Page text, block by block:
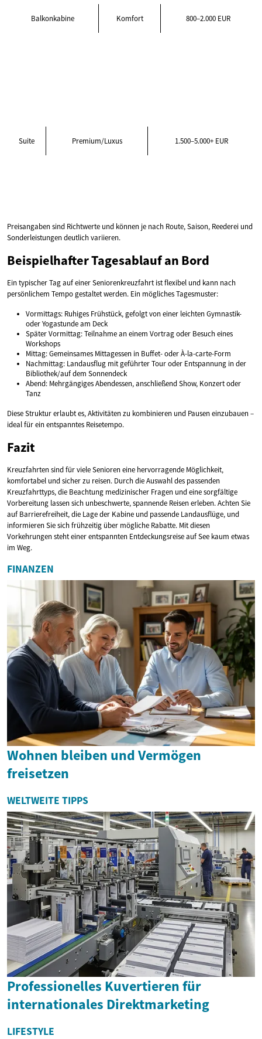
Balkonkabine Komfort 800–2.000 EUR
Suite Premium/Luxus 1.500–5.000+ EUR
Preisangaben sind Richtwerte und können je nach Route, Saison, Reederei und
Sonderleistungen deutlich variieren.
Beispielhafter Tagesablauf an Bord
Ein typischer Tag auf einer Seniorenkreuzfahrt ist flexibel und kann nach
persönlichem Tempo gestaltet werden. Ein mögliches Tagesmuster:
Vormittags: Ruhiges Frühstück, gefolgt von einer leichten Gymnastik-
oder Yogastunde am Deck
Später Vormittag: Teilnahme an einem Vortrag oder Besuch eines
Workshops
Mittag: Gemeinsames Mittagessen in Buffet- oder À-la-carte-Form
Nachmittag: Landausflug mit geführter Tour oder Entspannung in der
Bibliothek/auf dem Sonnendeck
Abend: Mehrgängiges Abendessen, anschließend Show, Konzert oder
Tanz
Diese Struktur erlaubt es, Aktivitäten zu kombinieren und Pausen einzubauen –
ideal für ein entspanntes Reisetempo.
Fazit
Kreuzfahrten sind für viele Senioren eine hervorragende Möglichkeit,
komfortabel und sicher zu reisen. Durch die Auswahl des passenden
Kreuzfahrttyps, die Beachtung medizinischer Fragen und eine sorgfältige
Vorbereitung lassen sich unbeschwerte, spannende Reisen erleben. Achten Sie
auf Barrierefreiheit, die Lage der Kabine und passende Landausflüge, und
informieren Sie sich frühzeitig über mögliche Rabatte. Mit diesen
Vorkehrungen steht einer entspannten Entdeckungsreise auf See kaum etwas
im Weg.
FINANZEN
Wohnen bleiben und Vermögen
freisetzen
WELTWEITE TIPPS
Professionelles Kuvertieren für
internationales Direktmarketing
LIFESTYLE